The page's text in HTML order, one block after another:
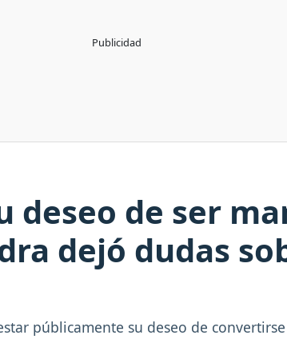
deseo de ser
dejó dudas
públicamente su deseo de